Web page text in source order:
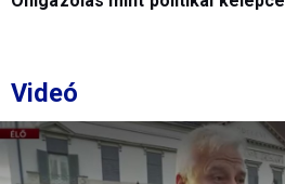
Videó